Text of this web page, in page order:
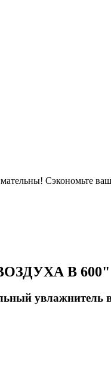
Сэкономьте
B 600"
увлажнитель